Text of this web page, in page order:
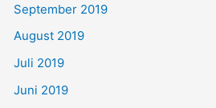
September 2019
August 2019
Juli 2019
Juni 2019